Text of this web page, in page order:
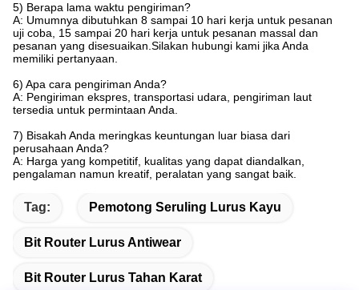
5) Berapa lama waktu pengiriman?
A: Umumnya dibutuhkan 8 sampai 10 hari kerja untuk pesanan
uji coba, 15 sampai 20 hari kerja untuk pesanan massal dan
pesanan yang disesuaikan.Silakan hubungi kami jika Anda
memiliki pertanyaan.
6) Apa cara pengiriman Anda?
A: Pengiriman ekspres, transportasi udara, pengiriman laut
tersedia untuk permintaan Anda.
7) Bisakah Anda meringkas keuntungan luar biasa dari
perusahaan Anda?
A: Harga yang kompetitif, kualitas yang dapat diandalkan,
pengalaman namun kreatif, peralatan yang sangat baik.
Tag: Pemotong Seruling Lurus Kayu
Bit Router Lurus Antiwear
Bit Router Lurus Tahan Karat